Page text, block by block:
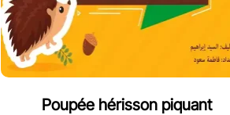
Poupée hérisson piquant